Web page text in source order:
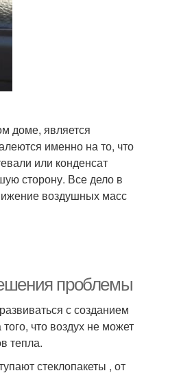
доме, является
именно на то, что
или конденсат
сторону. Все дело в
воздушных масс
проблемы
с созданием
что воздух не может
тепла.
стеклопакеты , от